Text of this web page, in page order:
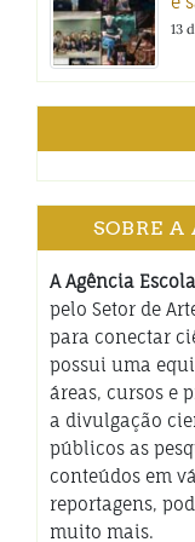
13
SOBRE A
A Agência
pelo Setor de
para conectar
possui uma
áreas, cursos e
a divulgação
públicos as
conteúdos em
reportagens,
muito mais.